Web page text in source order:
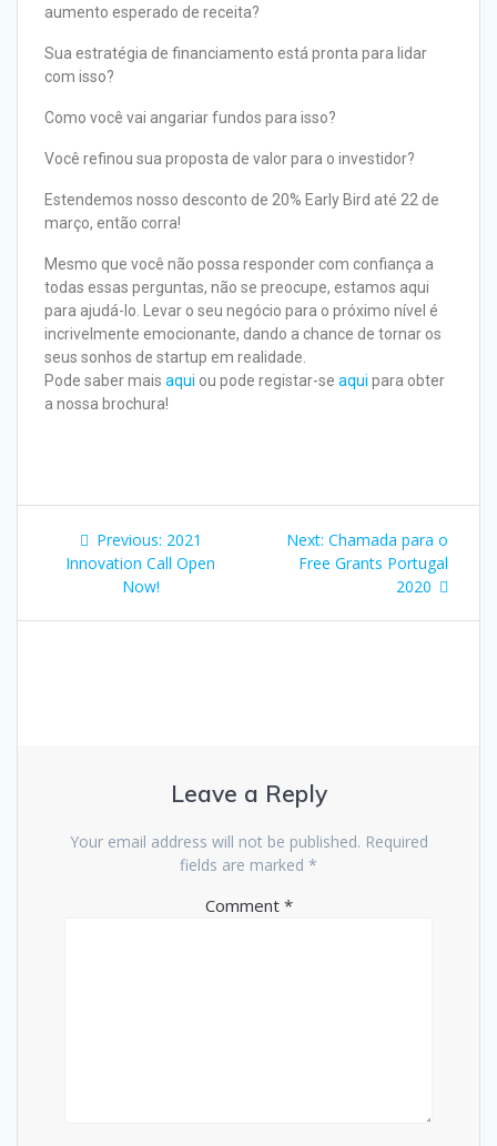
aumento esperado de receita?
Sua estratégia de financiamento está pronta para lidar
com isso?
Como você vai angariar fundos para isso?
Você refinou sua proposta de valor para o investidor?
Estendemos nosso desconto de 20% Early Bird até 22 de
março, então corra!
Mesmo que você não possa responder com confiança a
todas essas perguntas, não se preocupe, estamos aqui
para ajudá-lo. Levar o seu negócio para o próximo nível é
incrivelmente emocionante, dando a chance de tornar os
seus sonhos de startup em realidade.
Pode saber mais aqui ou pode registar-se aqui para obter
a nossa brochura!
Previous: 2021
Innovation Call Open
Now!
Next: Chamada para o
Free Grants Portugal
2020
Leave a Reply
Your email address will not be published. Required
fields are marked *
Comment *